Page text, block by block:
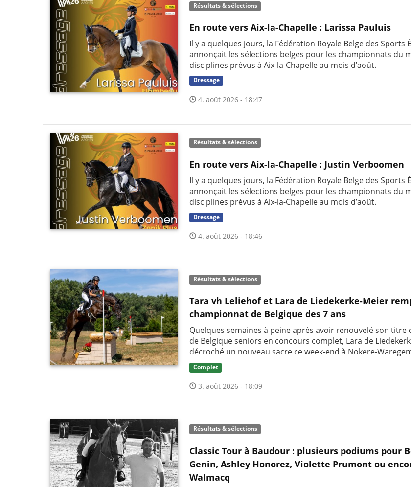
Résultats & sélections
En route vers Aix-la-Chapelle : Larissa Pauluis
Il y a quelques jours, la Fédération Royale Belge des Sports
annonçait les sélections belges pour les championnats du
disciplines prévus à Aix-la-Chapelle au mois d’août.
Dressage
4. août 2026 - 18:47
Résultats & sélections
En route vers Aix-la-Chapelle : Justin Verboomen
Il y a quelques jours, la Fédération Royale Belge des Sports
annonçait les sélections belges pour les championnats du
disciplines prévus à Aix-la-Chapelle au mois d’août.
Dressage
4. août 2026 - 18:46
Résultats & sélections
Tara vh Leliehof et Lara de Liedekerke-Meier
championnat de Belgique des 7 ans
Quelques semaines à peine après avoir renouvelé son titre
de Belgique seniors en concours complet, Lara de
décroché un nouveau sacre ce week-end à Nokere-
Complet
3. août 2026 - 18:09
Résultats & sélections
Classic Tour à Baudour : plusieurs podiums pour
Genin, Ashley Honorez, Violette Prumont ou
Walmacq